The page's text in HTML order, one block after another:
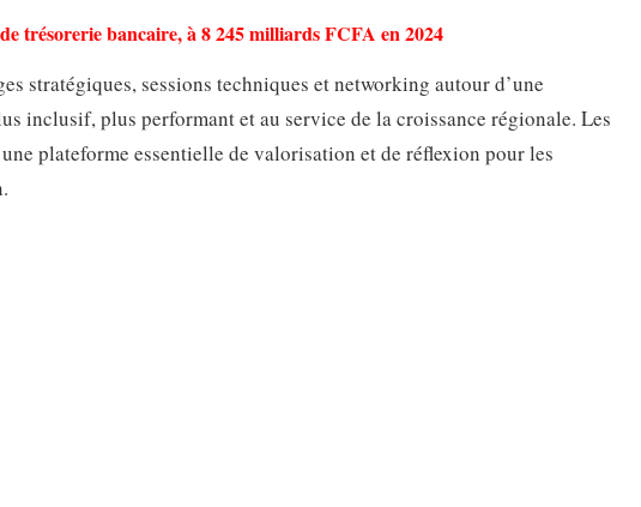
trésorerie bancaire, à 8 245 milliards FCFA en 2024
stratégiques, sessions techniques et networking autour d’une
inclusif, plus performant et au service de la croissance régionale. Les
plateforme essentielle de valorisation et de réflexion pour les